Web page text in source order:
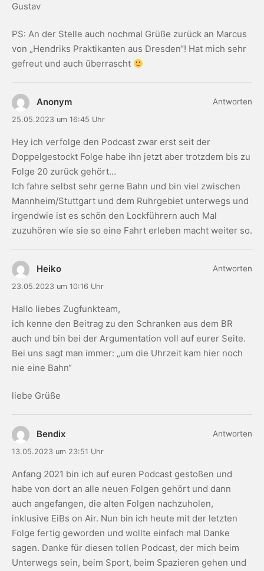
Gustav
PS: An der Stelle auch nochmal Grüße zurück an Marcus
von „Hendriks Praktikanten aus Dresden“! Hat mich sehr
gefreut und auch überrascht
Anonym
25.05.2023 um 16:45 Uhr
Hey ich verfolge den Podcast zwar erst seit der
Doppelgestockt Folge habe ihn jetzt aber trotzdem bis zu
Folge 20 zurück gehört…
Ich fahre selbst sehr gerne Bahn und bin viel zwischen
Mannheim/Stuttgart und dem Ruhrgebiet unterwegs und
irgendwie ist es schön den Lockführern auch Mal
zuzuhören wie sie so eine Fahrt erleben macht weiter so.
Antworten
Heiko
23.05.2023 um 10:16 Uhr
Hallo liebes Zugfunkteam,
ich kenne den Beitrag zu den Schranken aus dem BR
auch und bin bei der Argumentation voll auf eurer Seite.
Bei uns sagt man immer: „um die Uhrzeit kam hier noch
nie eine Bahn“
liebe Grüße
Antworten
Bendix
13.05.2023 um 23:51 Uhr
Anfang 2021 bin ich auf euren Podcast gestoßen und
habe von dort an alle neuen Folgen gehört und dann
auch angefangen, die alten Folgen nachzuholen,
inklusive EiBs on Air. Nun bin ich heute mit der letzten
Folge fertig geworden und wollte einfach mal Danke
sagen. Danke für diesen tollen Podcast, der mich beim
Unterwegs sein, beim Sport, beim Spazieren gehen und
Antworten